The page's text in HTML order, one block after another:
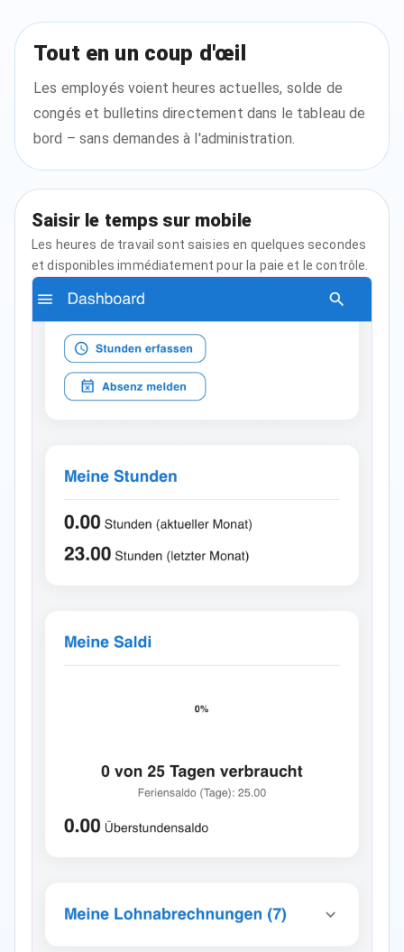
Tout en un coup d'œil
Les employés voient heures actuelles, solde de
congés et bulletins directement dans le tableau de
bord – sans demandes à l'administration.
Saisir le temps sur mobile
Les heures de travail sont saisies en quelques secondes
et disponibles immédiatement pour la paie et le contrôle.